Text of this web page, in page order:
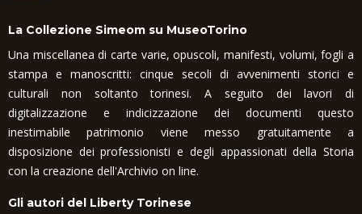
La Collezione Simeom su MuseoTorino
Una miscellanea di carte varie, opuscoli, manifesti, volumi, fogli a
stampa e manoscritti: cinque secoli di avvenimenti storici e
culturali non soltanto torinesi. A seguito dei lavori di
digitalizzazione e indicizzazione dei documenti questo
inestimabile patrimonio viene messo gratuitamente a
disposizione dei professionisti e degli appassionati della Storia
con la creazione dell'Archivio on line.
Gli autori del Liberty Torinese